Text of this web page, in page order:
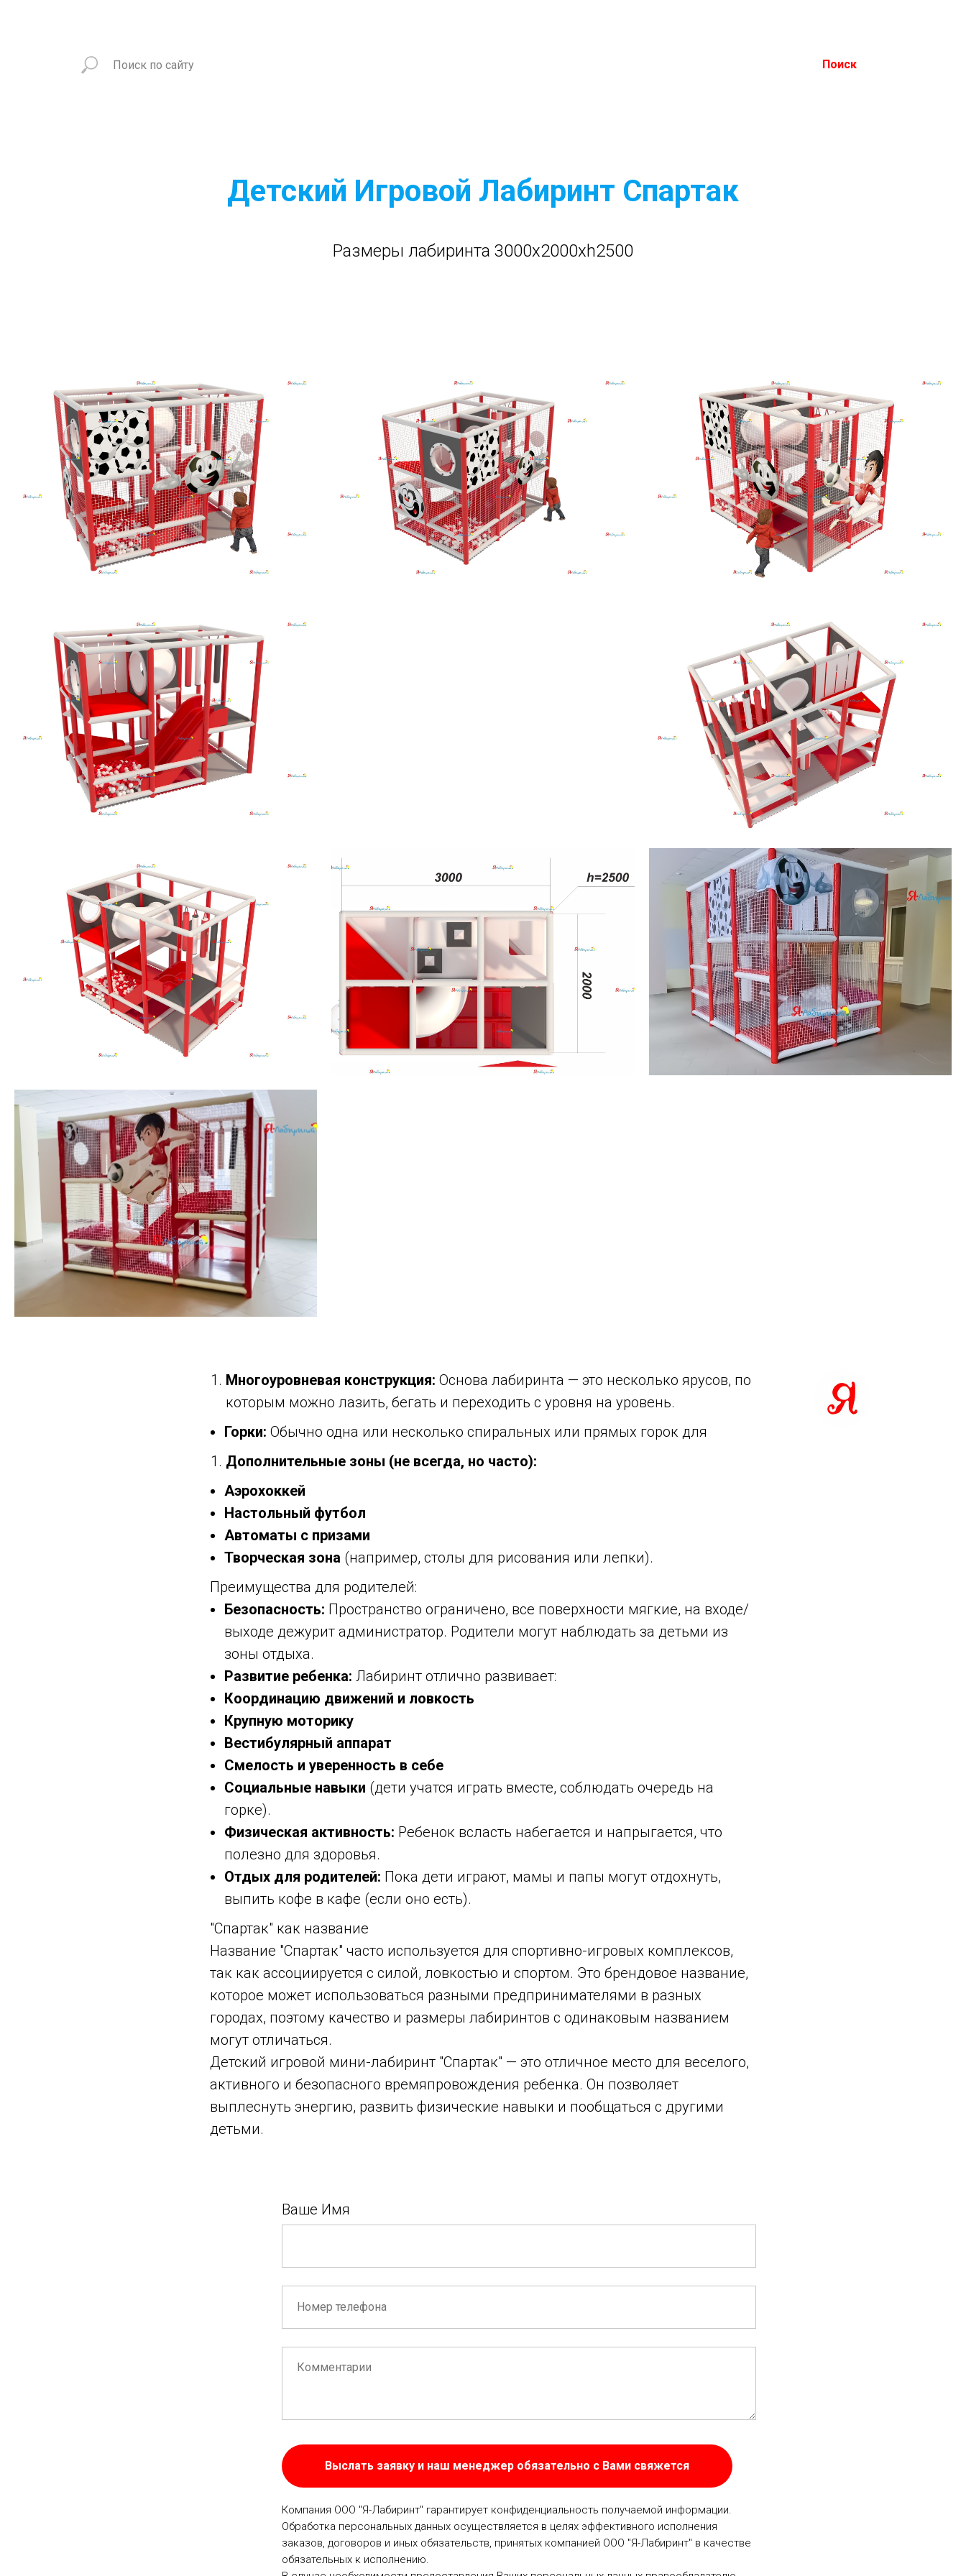
Поиск
Детский Игровой Лабиринт Спартак
Размеры лабиринта 3000x2000xh2500
Многоуровневая конструкция: Основа лабиринта — это несколько ярусов, по
которым можно лазить, бегать и переходить с уровня на уровень.
Горки: Обычно одна или несколько спиральных или прямых горок для
Дополнительные зоны (не всегда, но часто):
Аэрохоккей
Настольный футбол
Автоматы с призами
Творческая зона (например, столы для рисования или лепки).
Преимущества для родителей:
Безопасность: Пространство ограничено, все поверхности мягкие, на входе/
выходе дежурит администратор. Родители могут наблюдать за детьми из
зоны отдыха.
Развитие ребенка: Лабиринт отлично развивает:
Координацию движений и ловкость
Крупную моторику
Вестибулярный аппарат
Смелость и уверенность в себе
Социальные навыки (дети учатся играть вместе, соблюдать очередь на
горке).
Физическая активность: Ребенок всласть набегается и напрыгается, что
полезно для здоровья.
Отдых для родителей: Пока дети играют, мамы и папы могут отдохнуть,
выпить кофе в кафе (если оно есть).
"Спартак" как название
Название "Спартак" часто используется для спортивно-игровых комплексов,
так как ассоциируется с силой, ловкостью и спортом. Это брендовое название,
которое может использоваться разными предпринимателями в разных
городах, поэтому качество и размеры лабиринтов с одинаковым названием
могут отличаться.
Детский игровой мини-лабиринт "Спартак" — это отличное место для веселого,
активного и безопасного времяпровождения ребенка. Он позволяет
выплеснуть энергию, развить физические навыки и пообщаться с другими
детьми.
Ваше Имя
Выслать заявку и наш менеджер обязательно с Вами свяжется
Компания ООО "Я-Лабиринт" гарантирует конфиденциальность получаемой информации.
Обработка персональных данных осуществляется в целях эффективного исполнения
заказов, договоров и иных обязательств, принятых компанией ООО "Я-Лабиринт" в качестве
обязательных к исполнению.